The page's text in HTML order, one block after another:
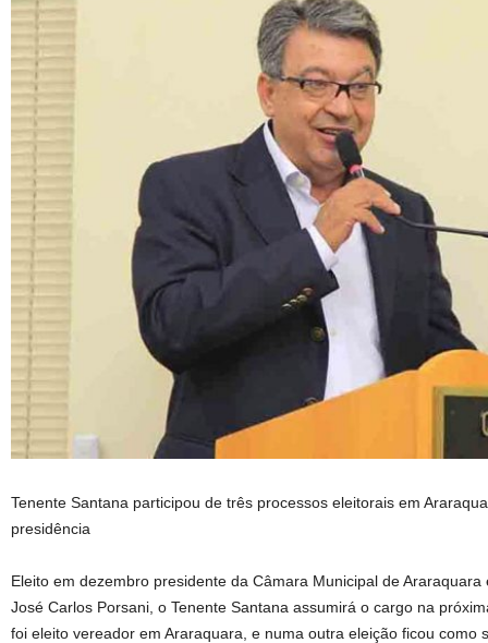
Tenente Santana participou de três processos eleitorais em
presidência
Eleito em dezembro presidente da Câmara Municipal de
José Carlos Porsani, o Tenente Santana assumirá o cargo na
foi eleito vereador em Araraquara, e numa outra eleição ficou como